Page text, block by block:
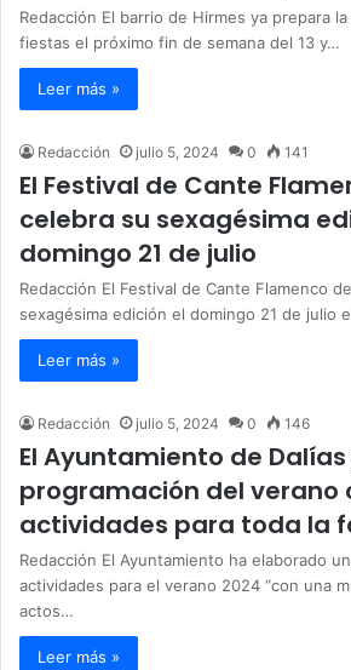
Redacción El barrio de Hirmes ya prepara
fiestas el próximo fin de semana del 13 y…
Leer más »
Redacción julio 5, 2024 0 141
El Festival de Cante
celebra su sexagésima
domingo 21 de julio
Redacción El Festival de Cante Flamenco
sexagésima edición el domingo 21 de julio
Leer más »
Redacción julio 5, 2024 0 146
El Ayuntamiento de
programación del verano
actividades para toda la
Redacción El Ayuntamiento ha elaborado
actividades para el verano 2024 “con una
actos…
Leer más »